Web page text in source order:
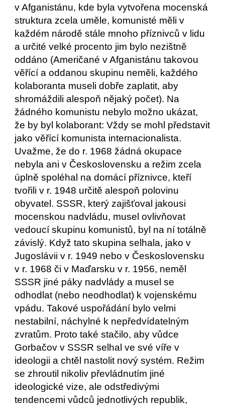
v Afganistánu, kde byla vytvořena mocenská
struktura zcela uměle, komunisté měli v
každém národě stále mnoho příznivců v lidu
a určité velké procento jim bylo nezištně
oddáno (Američané v Afganistánu takovou
věřící a oddanou skupinu neměli, každého
kolaboranta museli dobře zaplatit, aby
shromáždili alespoň nějaký počet). Na
žádného komunistu nebylo možno ukázat,
že by byl kolaborant: Vždy se mohl představit
jako věřící komunista internacionalista.
Uvažme, že do r. 1968 žádná okupace
nebyla ani v Československu a režim zcela
úplně spoléhal na domácí příznivce, kteří
tvořili v r. 1948 určitě alespoň polovinu
obyvatel. SSSR, který zajišťoval jakousi
mocenskou nadvládu, musel ovlivňovat
vedoucí skupinu komunistů, byl na ní totálně
závislý. Když tato skupina selhala, jako v
Jugoslávii v r. 1949 nebo v Československu
v r. 1968 či v Maďarsku v r. 1956, neměl
SSSR jiné páky nadvlády a musel se
odhodlat (nebo neodhodlat) k vojenskému
vpádu. Takové uspořádání bylo velmi
nestabilní, náchylné k nepředvídatelným
zvratům. Proto také stačilo, aby vůdce
Gorbačov v SSSR selhal ve své víře v
ideologii a chtěl nastolit nový systém. Režim
se zhroutil nikoliv převládnutím jiné
ideologické vize, ale odstředivými
tendencemi vůdců jednotlivých republik,